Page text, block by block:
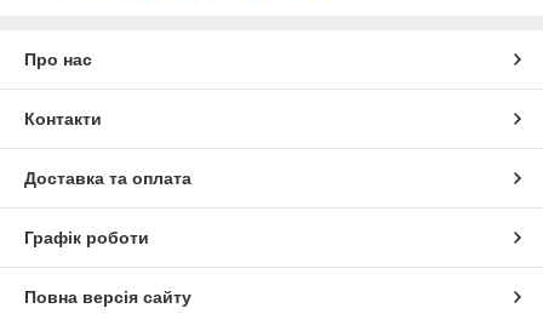
Про нас
Контакти
Доставка та оплата
Графік роботи
Повна версія сайту